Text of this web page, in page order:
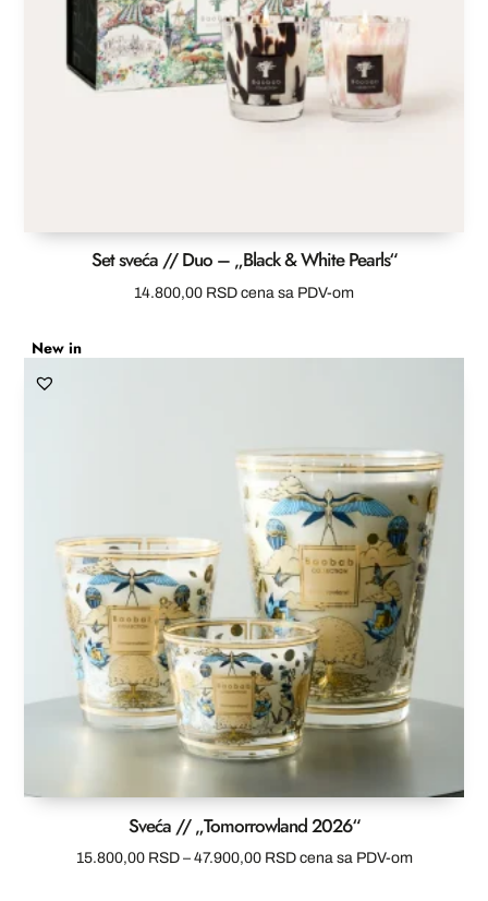
Set sveća // Duo – „Black & White Pearls“
14.800,00 RSD cena sa PDV-om
New in
Sveća // „Tomorrowland 2026“
15.800,00 RSD – 47.900,00 RSDRaspon
cena sa PDV-om